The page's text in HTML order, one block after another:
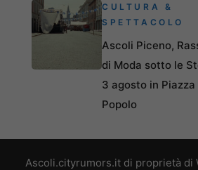
CULTURA &
SPETTACOLO
Ascoli Piceno,
di Moda sotto le
3 agosto in Piazza
Popolo
Ascoli.cityrumors.it di proprietà di